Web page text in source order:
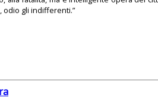
odio gli indifferenti.”